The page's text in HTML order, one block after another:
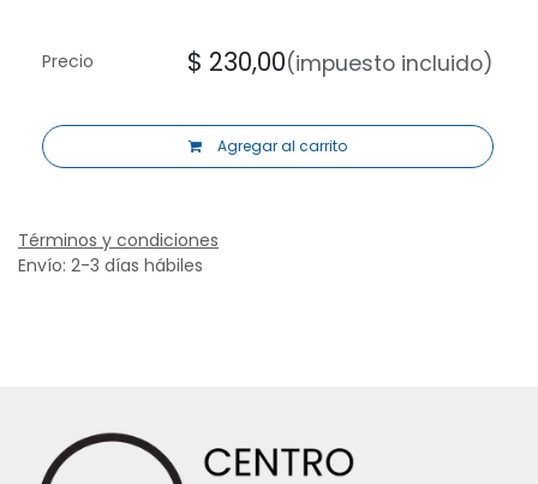
Agregar al carrito
Precio $ 230,00(impuesto incluido)
Términos y condiciones
Envío: 2-3 días hábiles